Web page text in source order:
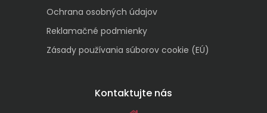
Ochrana osobných údajov
Reklamačné podmienky
Zásady používania súborov cookie (EÚ)
Kontaktujte nás